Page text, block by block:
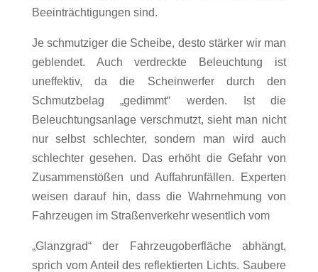
Beeinträchtigungen sind.
Je schmutziger die Scheibe, desto stärker wir man
geblendet. Auch verdreckte Beleuchtung ist
uneffektiv, da die Scheinwerfer durch den
Schmutzbelag „gedimmt“ werden. Ist die
Beleuchtungsanlage verschmutzt, sieht man nicht
nur selbst schlechter, sondern man wird auch
schlechter gesehen. Das erhöht die Gefahr von
Zusammenstößen und Auffahrunfällen. Experten
weisen darauf hin, dass die Wahrnehmung von
Fahrzeugen im Straßenverkehr wesentlich vom
„Glanzgrad“ der Fahrzeugoberfläche abhängt,
sprich vom Anteil des reflektierten Lichts. Saubere